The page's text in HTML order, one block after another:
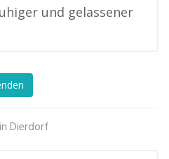
und gelassener
Dierdorf